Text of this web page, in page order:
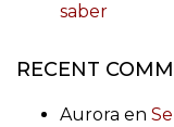
saber
RECENT
Aurora en